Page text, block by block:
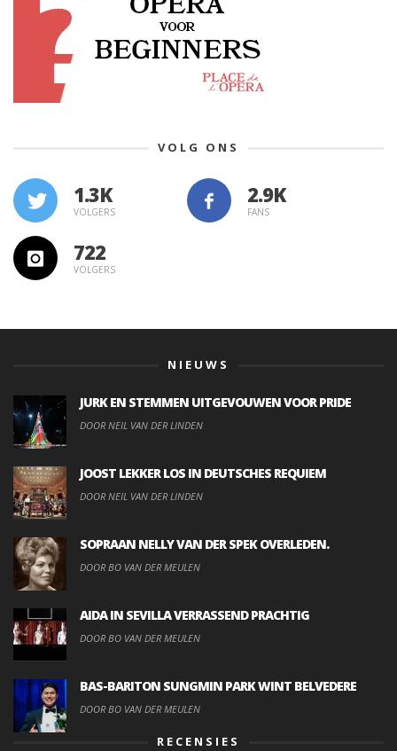
VOLG ONS
1.3K
VOLGERS FANS
722
VOLGERS
NIEUWS
JURK EN STEMMEN UITGEVOUWEN VOOR PRIDE
DOOR NEIL VAN DER LINDEN
JOOST LEKKER LOS IN DEUTSCHES REQUIEM
DOOR NEIL VAN DER LINDEN
SOPRAAN NELLY VAN DER SPEK OVERLEDEN.
DOOR BO VAN DER MEULEN
AIDA IN SEVILLA VERRASSEND PRACHTIG
DOOR BO VAN DER MEULEN
BAS-BARITON SUNGMIN PARK WINT BELVEDERE
DOOR BO VAN DER MEULEN
RECENSIES